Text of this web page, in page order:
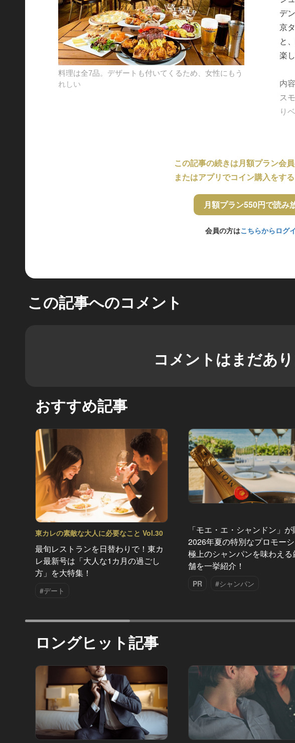
料理は全7品。デザートも付いてくるため、女性にもう
れしい
デ
京
と
楽
内
ス
り
この記事の続きは月額プラン会員
またはアプリでコイン購入をす
月額プラン550円で読み
会員の方はこちらからログ
この記事へのコメント
コメントはまだあり
おすすめ記事
東カレの素敵な大人に必要なこと Vol.30
最旬レストランを日替わりで！東カ
レ最新号は「大人な1カ月の過ごし
方」を大特集！
#デート
「モエ・エ・シャンドン」が
2026年夏の特別なプロモーシ
極上のシャンパンを味わえる
舗を一挙紹介！
PR #シャンパン
ロングヒット記事